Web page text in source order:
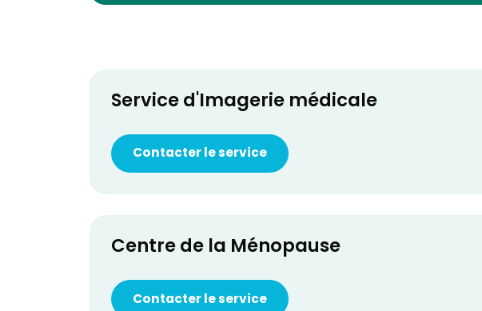
Service d'Imagerie médicale
Contacter le service
Centre de la Ménopause
Contacter le service